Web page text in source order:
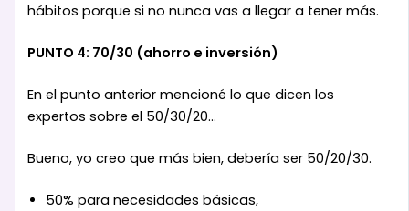
hábitos porque si no nunca vas a llegar a tener más.
PUNTO 4: 70/30 (ahorro e inversión)
En el punto anterior mencioné lo que dicen los
expertos sobre el 50/30/20…
Bueno, yo creo que más bien, debería ser 50/20/30.
50% para necesidades básicas,